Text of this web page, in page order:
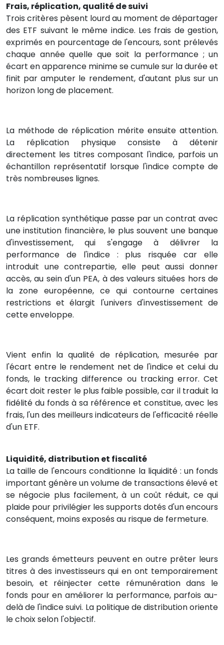
Frais, réplication, qualité de suivi
Trois critères pèsent lourd au moment de départager
des ETF suivant le même indice. Les frais de gestion,
exprimés en pourcentage de l'encours, sont prélevés
chaque année quelle que soit la performance ; un
écart en apparence minime se cumule sur la durée et
finit par amputer le rendement, d'autant plus sur un
horizon long de placement.
La méthode de réplication mérite ensuite attention.
La réplication physique consiste à détenir
directement les titres composant l'indice, parfois un
échantillon représentatif lorsque l'indice compte de
très nombreuses lignes.
La réplication synthétique passe par un contrat avec
une institution financière, le plus souvent une banque
d'investissement, qui s'engage à délivrer la
performance de l'indice : plus risquée car elle
introduit une contrepartie, elle peut aussi donner
accès, au sein d'un PEA, à des valeurs situées hors de
la zone européenne, ce qui contourne certaines
restrictions et élargit l'univers d'investissement de
cette enveloppe.
Vient enfin la qualité de réplication, mesurée par
l'écart entre le rendement net de l'indice et celui du
fonds, le tracking difference ou tracking error. Cet
écart doit rester le plus faible possible, car il traduit la
fidélité du fonds à sa référence et constitue, avec les
frais, l'un des meilleurs indicateurs de l'efficacité réelle
d'un ETF.
Liquidité, distribution et fiscalité
La taille de l'encours conditionne la liquidité : un fonds
important génère un volume de transactions élevé et
se négocie plus facilement, à un coût réduit, ce qui
plaide pour privilégier les supports dotés d'un encours
conséquent, moins exposés au risque de fermeture.
Les grands émetteurs peuvent en outre prêter leurs
titres à des investisseurs qui en ont temporairement
besoin, et réinjecter cette rémunération dans le
fonds pour en améliorer la performance, parfois au-
delà de l'indice suivi. La politique de distribution oriente
le choix selon l'objectif.